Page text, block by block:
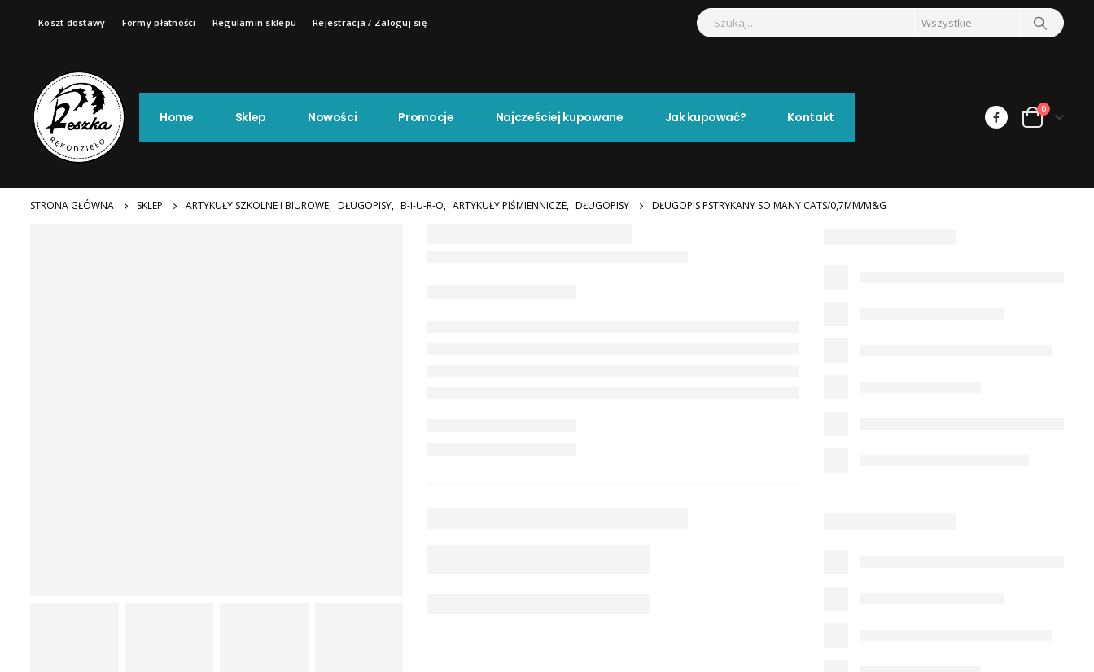
Koszt dostawy Formy płatności Regulamin sklepu Rejestracja / Zaloguj się
Home Sklep Nowości Promocje Najcześciej kupowane Jak kupować? Kontakt 0
STRONA GŁÓWNA SKLEP ARTYKUŁY SZKOLNE I BIUROWE, DŁUGOPISY, B-I-U-R-O, ARTYKUŁY PIŚMIENNICZE, DŁUGOPISY DŁUGOPIS PSTRYKANY SO MANY CATS/0,7MM/M&G